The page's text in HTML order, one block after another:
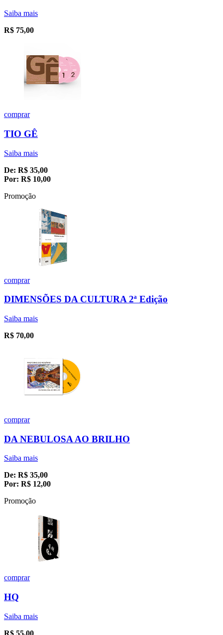
Saiba mais
R$ 75,00
comprar
TIO GÊ
Saiba mais
De: R$ 35,00
Por: R$ 10,00
Promoção
comprar
DIMENSÕES DA CULTURA 2ª Edição
Saiba mais
R$ 70,00
comprar
DA NEBULOSA AO BRILHO
Saiba mais
De: R$ 35,00
Por: R$ 12,00
Promoção
comprar
HQ
Saiba mais
R$ 55,00